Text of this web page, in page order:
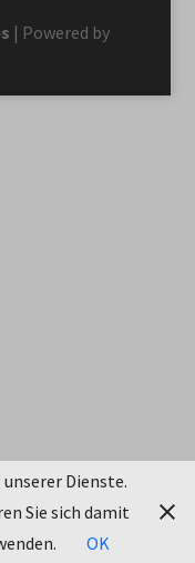
| Powered by
Dienste.
Sie sich damit
OK